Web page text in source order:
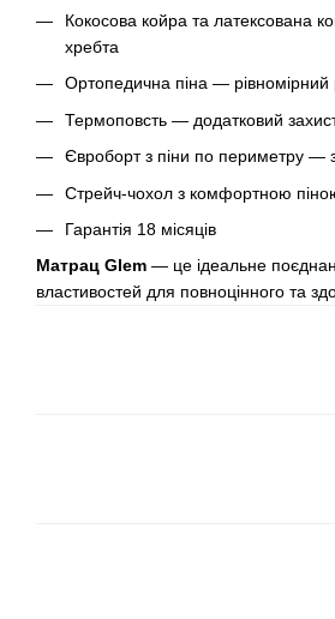
Кокосова койра та латексована
хребта
Ортопедична піна — рівномірний
Термоповсть — додатковий захист
Євроборт з піни по периметру —
Стрейч-чохол з комфортною піною
Гарантія 18 місяців
Матрац Glem — це ідеальне
властивостей для повноцінного та